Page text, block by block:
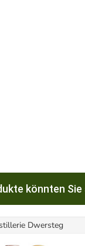
könnten
Dwersteg